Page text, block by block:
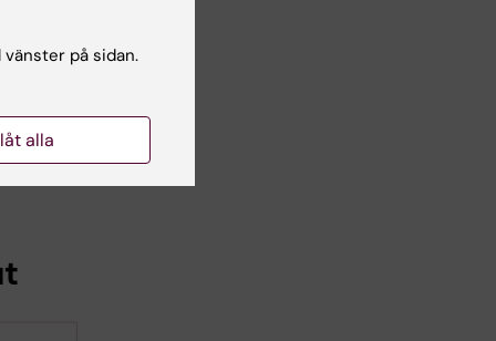
på sidan.
alla